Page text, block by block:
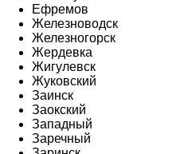
Ефремов
Железноводск
Железногорск
Жердевка
Жигулевск
Жуковский
Заинск
Заокский
Западный
Заречный